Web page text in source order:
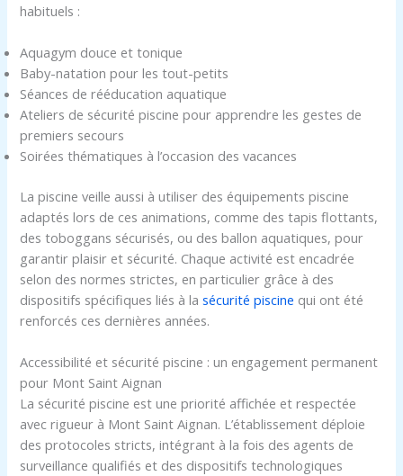
habituels :
Aquagym douce et tonique
Baby-natation pour les tout-petits
Séances de rééducation aquatique
Ateliers de sécurité piscine pour apprendre les gestes de
premiers secours
Soirées thématiques à l’occasion des vacances
La piscine veille aussi à utiliser des équipements piscine
adaptés lors de ces animations, comme des tapis flottants,
des toboggans sécurisés, ou des ballon aquatiques, pour
garantir plaisir et sécurité. Chaque activité est encadrée
selon des normes strictes, en particulier grâce à des
dispositifs spécifiques liés à lasécurité piscine qui ont été
renforcés ces dernières années.
Accessibilité et sécurité piscine : un engagement permanent
pour Mont Saint Aignan
La sécurité piscine est une priorité affichée et respectée
avec rigueur à Mont Saint Aignan. L’établissement déploie
des protocoles stricts, intégrant à la fois des agents de
surveillance qualifiés et des dispositifs technologiques